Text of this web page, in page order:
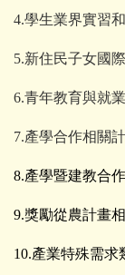
4.學生業界實習
5.新住民子女國
6.青年教育與就
7.產學合作相關
8.產學暨建教合
9.獎勵從農計畫
10.產業特殊需求